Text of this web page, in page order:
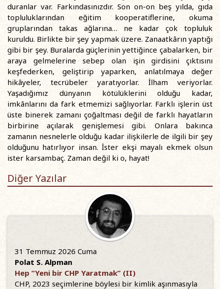
duranlar var. Farkındasınızdır. Son on-on beş yılda, gıda
topluluklarından eğitim kooperatiflerine, okuma
gruplarından takas ağlarına… ne kadar çok topluluk
kuruldu. Birlikte bir şey yapmak üzere. Zanaatkârın yaptığı
gibi bir şey. Buralarda güçlerinin yettiğince çabalarken, bir
araya gelmelerine sebep olan işin girdisini çıktısını
keşfederken, geliştirip yaparken, anlatılmaya değer
hikâyeler, tecrübeler yaratıyorlar. İlham veriyorlar.
Yaşadığımız dünyanın kötülüklerini olduğu kadar,
imkânlarını da fark etmemizi sağlıyorlar. Farklı işlerin üst
üste binerek zamanı çoğaltması değil de farklı hayatların
birbirine açılarak genişlemesi gibi. Onlara bakınca
zamanın nesnelerle olduğu kadar ilişkilerle de ilgili bir şey
olduğunu hatırlıyor insan. İster ekşi mayalı ekmek olsun
ister karsambaç. Zaman değil ki o, hayat!
Diğer Yazılar
31 Temmuz 2026 Cuma
Polat S. Alpman
Hep “Yeni bir CHP Yaratmak” (II)
CHP, 2023 seçimlerine böylesi bir kimlik aşınmasıyla